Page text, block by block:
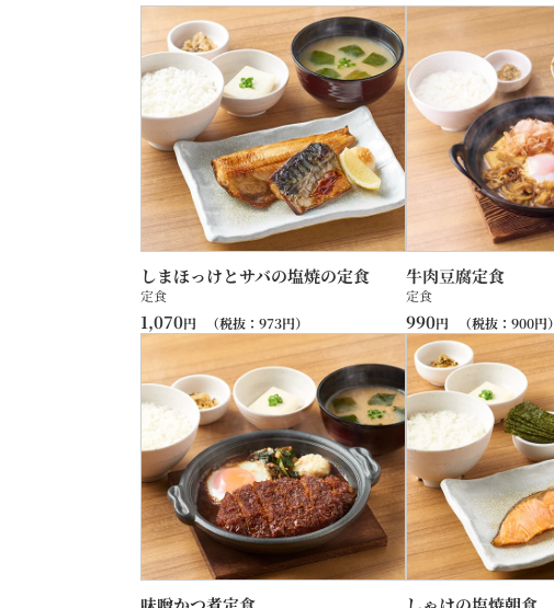
しまほっけとサバの塩焼の定食
定食
1,070円 （税抜： 973円）
牛肉豆腐定食
定食
990円 （税抜： 900円）